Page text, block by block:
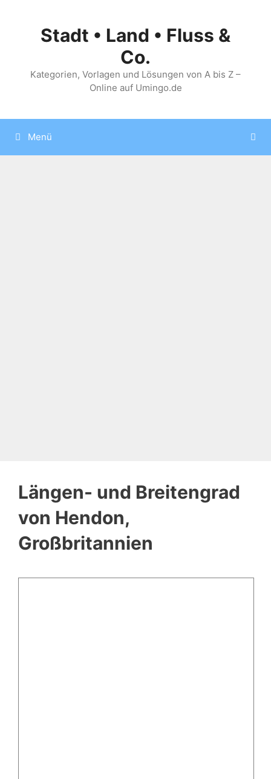
springenStadt • Land • Fluss &
Co.
Kategorien, Vorlagen und Lösungen von A bis Z –
Online auf Umingo.de
Menü
Längen- und Breitengrad
von Hendon,
Großbritannien